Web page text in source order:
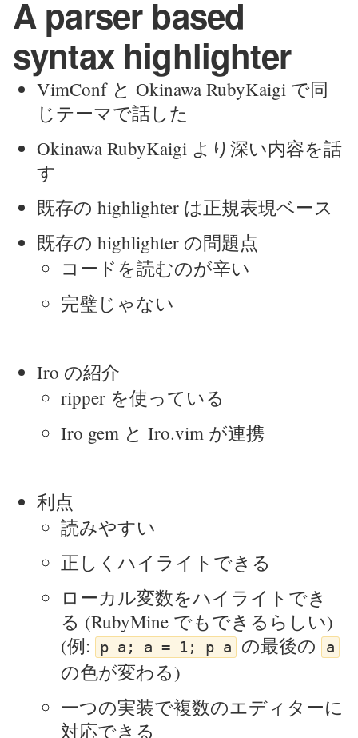
A parser based
syntax highlighter
VimConf と Okinawa RubyKaigi で同
じテーマで話した
Okinawa RubyKaigi より深い内容を話
す
既存の highlighter は正規表現ベース
既存の highlighter の問題点
コードを読むのが辛い
完璧じゃない
Iro の紹介
ripper を使っている
Iro gem と Iro.vim が連携
利点
読みやすい
正しくハイライトできる
ローカル変数をハイライトでき
る (RubyMine でもできるらしい)
(例:
p a; a = 1; p a の最後の a
の色が変わる)
一つの実装で複数のエディターに
対応できる